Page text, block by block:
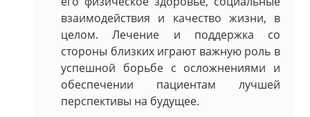
взаимодействия и качество жизни, в
целом. Лечение и поддержка со
стороны близких играют важную роль в
успешной борьбе с осложнениями и
обеспечении пациентам лучшей
перспективы на будущее.